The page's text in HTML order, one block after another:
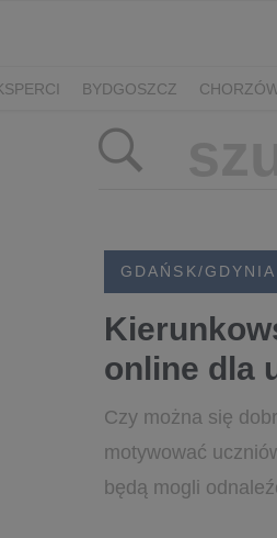
BYDGOSZCZ
GDAŃSK/GDYNIA
online dla
Czy można się
motywować
będą mogli